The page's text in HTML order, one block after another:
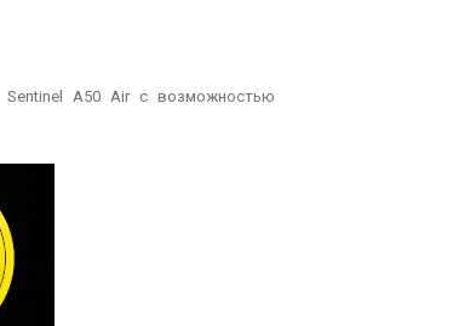
Sentinel A50 Air с возможностью